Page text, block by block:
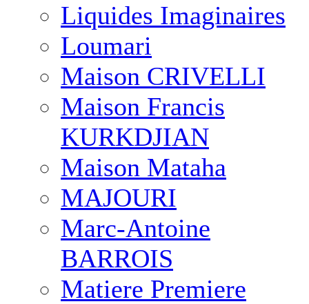
Liquides Imaginaires
Loumari
Maison CRIVELLI
Maison Francis
KURKDJIAN
Maison Mataha
MAJOURI
Marc-Antoine
BARROIS
Matiere Premiere